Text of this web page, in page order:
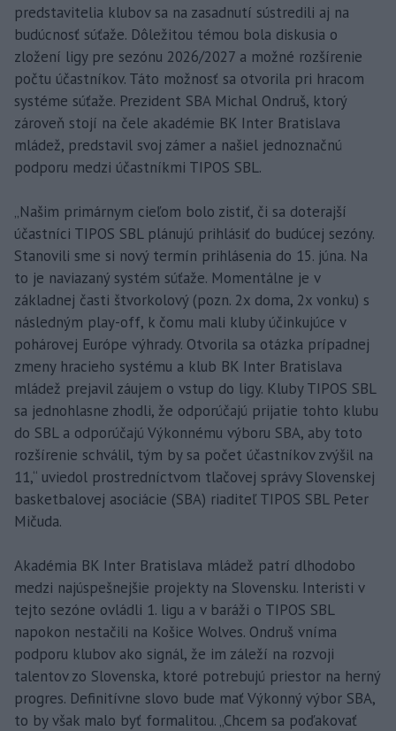
predstavitelia klubov sa na zasadnutí sústredili aj na
budúcnosť súťaže. Dôležitou témou bola diskusia o
zložení ligy pre sezónu 2026/2027 a možné rozšírenie
počtu účastníkov. Táto možnosť sa otvorila pri hracom
systéme súťaže. Prezident SBA Michal Ondruš, ktorý
zároveň stojí na čele akadémie BK Inter Bratislava
mládež, predstavil svoj zámer a našiel jednoznačnú
podporu medzi účastníkmi TIPOS SBL.
„Našim primárnym cieľom bolo zistiť, či sa doterajší
účastníci TIPOS SBL plánujú prihlásiť do budúcej sezóny.
Stanovili sme si nový termín prihlásenia do 15. júna. Na
to je naviazaný systém súťaže. Momentálne je v
základnej časti štvorkolový (pozn. 2x doma, 2x vonku) s
následným play-off, k čomu mali kluby účinkujúce v
pohárovej Európe výhrady. Otvorila sa otázka prípadnej
zmeny hracieho systému a klub BK Inter Bratislava
mládež prejavil záujem o vstup do ligy. Kluby TIPOS SBL
sa jednohlasne zhodli, že odporúčajú prijatie tohto klubu
do SBL a odporúčajú Výkonnému výboru SBA, aby toto
rozšírenie schválil, tým by sa počet účastníkov zvýšil na
11,“ uviedol prostredníctvom tlačovej správy Slovenskej
basketbalovej asociácie (SBA) riaditeľ TIPOS SBL Peter
Mičuda.
Akadémia BK Inter Bratislava mládež patrí dlhodobo
medzi najúspešnejšie projekty na Slovensku. Interisti v
tejto sezóne ovládli 1. ligu a v baráži o TIPOS SBL
napokon nestačili na Košice Wolves. Ondruš vníma
podporu klubov ako signál, že im záleží na rozvoji
talentov zo Slovenska, ktoré potrebujú priestor na herný
progres. Definitívne slovo bude mať Výkonný výbor SBA,
to by však malo byť formalitou. „Chcem sa poďakovať